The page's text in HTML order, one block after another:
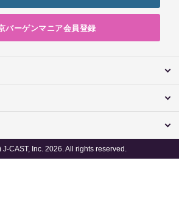
バーゲンマニア会員登録
CAST, Inc. 2026. All rights reserved.